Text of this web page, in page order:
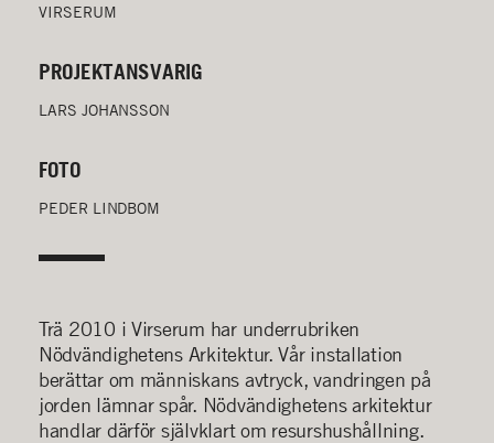
VIRSERUM
PROJEKTANSVARIG
LARS JOHANSSON
FOTO
PEDER LINDBOM
Trä 2010 i Virserum har underrubriken
Nödvändighetens Arkitektur. Vår installation
berättar om människans avtryck, vandringen på
jorden lämnar spår. Nödvändighetens arkitektur
handlar därför självklart om resurshushållning.